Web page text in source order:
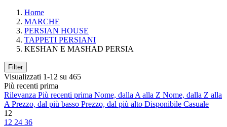
Home
MARCHE
PERSIAN HOUSE
TAPPETI PERSIANI
KESHAN E MASHAD PERSIA
Filter
Visualizzati 1-12 su 465
Più recenti prima
Rilevanza Più recenti prima Nome, dalla A alla Z Nome, dalla Z alla
A Prezzo, dal più basso Prezzo, dal più alto Disponibile Casuale
12
12 24 36